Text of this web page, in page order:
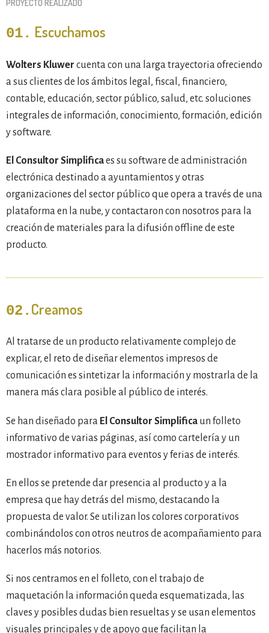
PROYECTO REALIZADO
01. Escuchamos
Wolters Kluwer cuenta con una larga trayectoria ofreciendo
a sus clientes de los ámbitos legal, fiscal, financiero,
contable, educación, sector público, salud, etc. soluciones
integrales de información, conocimiento, formación, edición
y software.
El Consultor Simplificaes su software de administración
electrónica destinado a ayuntamientos y otras
organizaciones del sector público que opera a través de una
plataforma en la nube, y contactaron con nosotros para la
creación de materiales para la difusión offline de este
producto.
02. Creamos
Al tratarse de un producto relativamente complejo de
explicar, el reto de diseñar elementos impresos de
comunicación es sintetizar la información y mostrarla de la
manera más clara posible al público de interés.
Se han diseñado para El Consultor Simplifica un folleto
informativo de varias páginas, así como cartelería y un
mostrador informativo para eventos y ferias de interés.
En ellos se pretende dar presencia al producto y a la
empresa que hay detrás del mismo, destacando la
propuesta de valor. Se utilizan los colores corporativos
combinándolos con otros neutros de acompañamiento para
hacerlos más notorios.
Si nos centramos en el folleto, con el trabajo de
maquetación la información queda esquematizada, las
claves y posibles dudas bien resueltas y se usan elementos
visuales principales y de apoyo que facilitan la